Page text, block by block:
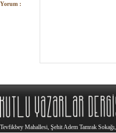
Yorum :
Tevfikbey Mahallesi, Şehit Adem Tamrak